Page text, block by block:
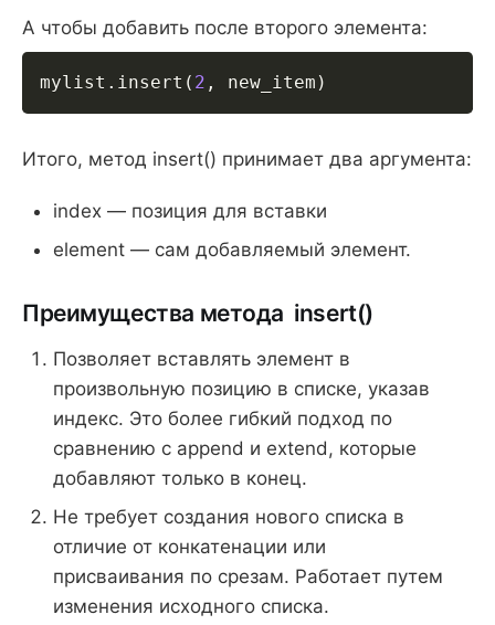
А чтобы добавить после второго элемента:
mylist . insert ( 2 , new_item )
Итого, метод insert() принимает два аргумента:
index — позиция для вставки
element — сам добавляемый элемент.
Преимущества метода insert()
Позволяет вставлять элемент в
произвольную позицию в списке, указав
индекс. Это более гибкий подход по
сравнению с append и extend, которые
добавляют только в конец.
Не требует создания нового списка в
отличие от конкатенации или
присваивания по срезам. Работает путем
изменения исходного списка.